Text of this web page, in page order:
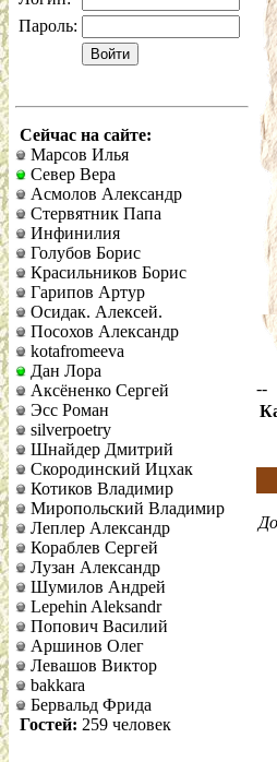
Пароль:
Сейчас на сайте:
Марсов Илья
Север Вера
Асмолов Александр
Стервятник Папа
Инфинилия
Голубов Борис
Красильников Борис
Гарипов Артур
Осидак. Алексей.
Посохов Александр
kotafromeeva
Дан Лора
Аксёненко Сергей
Эсс Роман
silverpoetry
Шнайдер Дмитрий
Скородинский Ицхак
Котиков Владимир
Миропольский Владимир
Леплер Александр
Кораблев Сергей
Лузан Александр
Шумилов Андрей
Lepehin Aleksandr
Попович Василий
Аршинов Олег
Левашов Виктор
bakkara
Бервальд Фрида
Гостей: 259 человек
--